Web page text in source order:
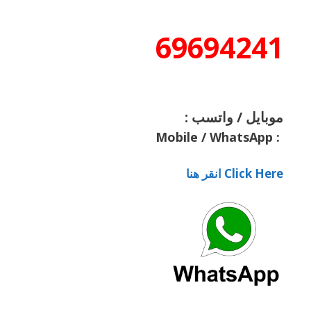
69694241
موبايل / واتسب :
:
Mobile / WhatsApp
Click Here انقر هنا